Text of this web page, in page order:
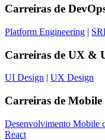
Carreiras de
Platform Engineering |
Carreiras de UX &
UI Design | UX Design
Carreiras de
Desenvolvimento Mobile
React